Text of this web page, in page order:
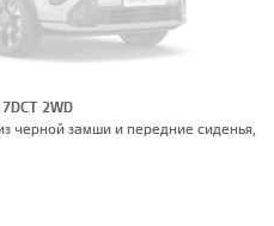
2WD
черной замши и передние сиденья,